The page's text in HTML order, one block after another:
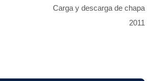
Carga y descarga de chapa
2011